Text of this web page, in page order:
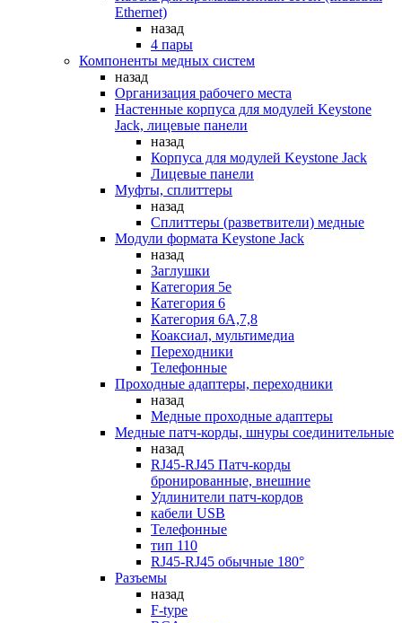
Ethernet)
назад
4 пары
Компоненты медных систем
назад
Организация рабочего места
Настенные корпуса для модулей Keystone
Jack, лицевые панели
назад
Корпуса для модулей Keystone Jack
Лицевые панели
Муфты, сплиттеры
назад
Сплиттеры (разветвители) медные
Модули формата Keystone Jack
назад
Заглушки
Категория 5е
Категория 6
Категория 6А,7,8
Коаксиал, мультимедиа
Переходники
Телефонные
Проходные адаптеры, переходники
назад
Медные проходные адаптеры
Медные патч-корды, шнуры соединительные
назад
RJ45-RJ45 Патч-корды
бронированные, внешние
Удлинители патч-кордов
кабели USB
Телефонные
тип 110
RJ45-RJ45 обычные 180°
Разъемы
назад
F-type